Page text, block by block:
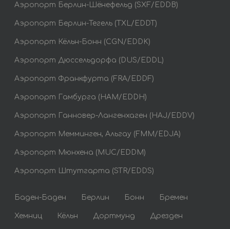
Аэропорт Берлин-Шёнефельд (SXF/EDDB)
Аэропорт Берлин-Тегель (TXL/EDDT)
Аэропорт Кёльн-Бонн (CGN/EDDK)
Аэропорт Дюссельдорфа (DUS/EDDL)
Аэропорт Франкфурта (FRA/EDDF)
Аэропорт Гамбурга (HAM/EDDH)
Аэропорт Ганновер-Лангенхаген (HAJ/EDDV)
Аэропорт Мемминген, Альгау (FMM/EDJA)
Аэропорт Мюнхена (MUC/EDDM)
Аэропорт Штутгарта (STR/EDDS)
Баден-Баден Берлин Бонн Бремен
Хемниц Кёльн Дортмунд Дрезден